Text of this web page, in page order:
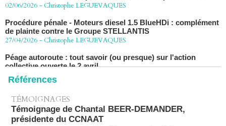
Procédure pénale - Moteurs diesel 1.5 BlueHDi : complément
27/04/2026 - Christophe LEGUEVAQUES
Péage autoroute : tout savoir (ou presque) sur l'action
07/04/2026 -Christophe LEGUEVAQUES
Références
TÉMOIGNAGES
Témoignage de Chantal BEER-DEMANDER,
présidente du CCNAAT